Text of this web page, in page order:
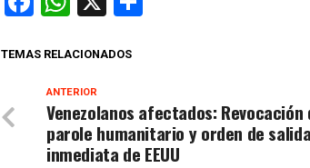
TEMAS RELACIONADOS
ANTERIOR
Venezolanos afectados: Revocación
parole humanitario y orden de salida
inmediata de EEUU